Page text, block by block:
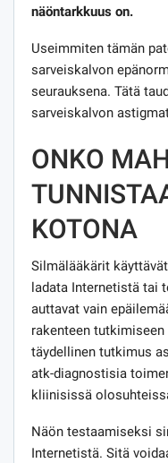
näöntarkkuus on.
Useimmiten tämän
sarveiskalvon
seurauksena. Tätä
sarveiskalvon
ONKO
KOTONA
Silmälääkärit
ladata Internetistä tai
auttavat vain
rakenteen
täydellinen tutkimus
atk-diagnostisia
kliinisissä
Näön testaamiseksi
Internetistä. Sitä